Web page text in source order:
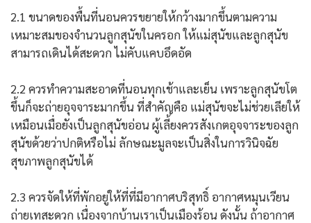
2.1 ขนาดของพื้นที่นอนควรขยายให้กว้างมากขึ้นตามความ
เหมาะสมของจำนวนลูกสุนัขในครอก ให้แม่สุนัขและลูกสุนัข
สามารถเดินได้สะดวก ไม่คับแคบอึดอัด
2.2 ควรทำความสะอาดที่นอนทุกเช้าและเย็น เพราะลูกสุนัขโต
ขึ้นก็จะถ่ายอุจจาระมากขึ้น ที่สำคัญคือ แม่สุนัขจะไม่ช่วยเลียให้
เหมือนเมื่อยังเป็นลูกสุนัขอ่อน ผู้เลี้ยงควรสังเกตอุจจาระของลูก
สุนัขด้วยว่าปกติหรือไม่ ลักษณะมูลจะเป็นสิ่งในการวินิจฉัย
สุขภาพลูกสุนัขได้
2.3 ควรจัดให้ที่พักอยู่ให้ที่ที่มีอากาศบริสุทธิ์ อากาศหมุนเวียน
ถ่ายเทสะดวก เนื่องจากบ้านเราเป็นเมืองร้อน ดังนั้น ถ้าอากาศ